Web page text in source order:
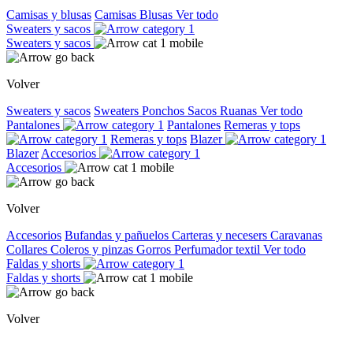
Camisas y blusas Camisas Blusas Ver todo
Sweaters y sacos
Sweaters y sacos
Volver
Sweaters y sacos Sweaters Ponchos Sacos Ruanas Ver todo
Pantalones
Pantalones Remeras y tops
Remeras y tops Blazer
Blazer Accesorios
Accesorios
Volver
Accesorios Bufandas y pañuelos Carteras y necesers Caravanas
Collares Coleros y pinzas Gorros Perfumador textil Ver todo
Faldas y shorts
Faldas y shorts
Volver